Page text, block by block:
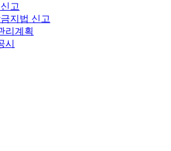
고
지법 신고
리계획
시